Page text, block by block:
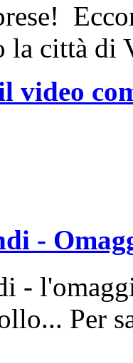
la città di
video
-
-
Per